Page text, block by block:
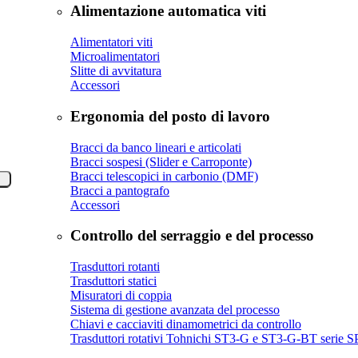
Alimentazione automatica viti
Alimentatori viti
Microalimentatori
Slitte di avvitatura
Accessori
Ergonomia del posto di lavoro
Bracci da banco lineari e articolati
Bracci sospesi (Slider e Carroponte)
Bracci telescopici in carbonio (DMF)
Bracci a pantografo
Accessori
Controllo del serraggio e del processo
Trasduttori rotanti
Trasduttori statici
Misuratori di coppia
Sistema di gestione avanzata del processo
Chiavi e cacciaviti dinamometrici da controllo
Trasduttori rotativi Tohnichi ST3-G e ST3-G-BT serie